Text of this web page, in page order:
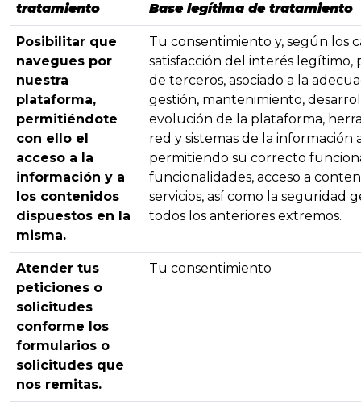
tratamiento
Base legítima de tratamiento
Posibilitar que
navegues por
nuestra
plataforma,
permitiéndote
con ello el
acceso a la
información y a
los contenidos
dispuestos en la
misma.
Tu consentimiento y, según los
satisfacción del interés legítimo,
de terceros, asociado a la
gestión, mantenimiento,
evolución de la plataforma,
red y sistemas de la información
permitiendo su correcto
funcionalidades, acceso a
servicios, así como la seguridad
todos los anteriores extremos.
Atender tus
peticiones o
solicitudes
conforme los
formularios o
solicitudes que
nos remitas.
Tu consentimiento